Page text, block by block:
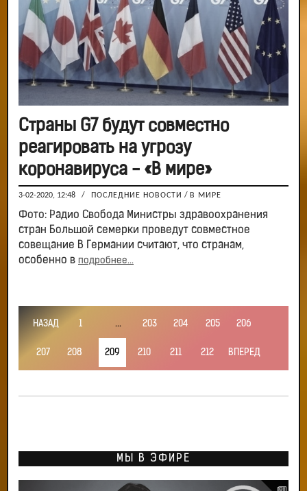
Страны G7 будут совместно
реагировать на угрозу
коронавируса - «В мире»
3-02-2020, 12:48 / ПОСЛЕДНИЕ НОВОСТИ / В МИРЕ
Фото: Радио Свобода Министры здравоохранения
стран Большой семерки проведут совместное
совещание В Германии считают, что странам,
особенно в подробнее...
НАЗАД 1 ... 203 204 205 206
207 208 209 210 211 212 ВПЕРЕД
МЫ В ЭФИРЕ